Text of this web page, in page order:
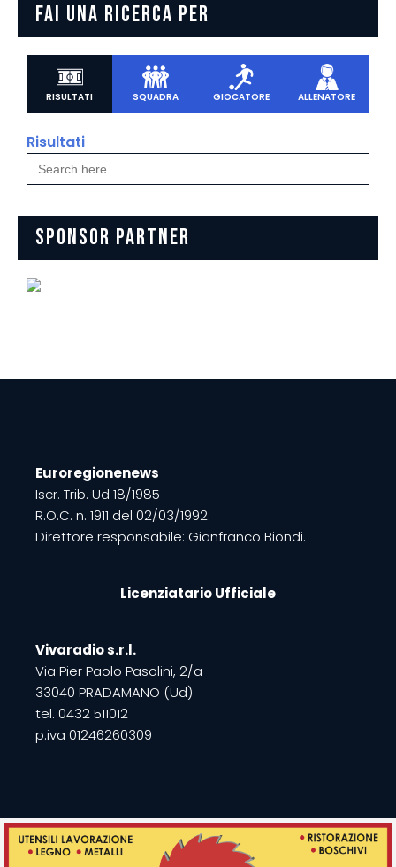
FAI UNA RICERCA PER
RISULTATI SQUADRA GIOCATORE ALLENATORE
Risultati
Search
for:
SPONSOR PARTNER
Euroregionenews
Iscr. Trib. Ud 18/1985
R.O.C. n. 1911 del 02/03/1992.
Direttore responsabile: Gianfranco Biondi.
Licenziatario Ufficiale
Vivaradio s.r.l.
Via Pier Paolo Pasolini, 2/a
33040 PRADAMANO (Ud)
tel. 0432 511012
p.iva 01246260309
Copyright © 2022 Calcio FVG | All rights reserved | Esecuzione